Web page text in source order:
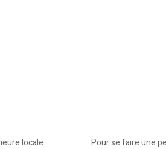
locale
Pour se faire une